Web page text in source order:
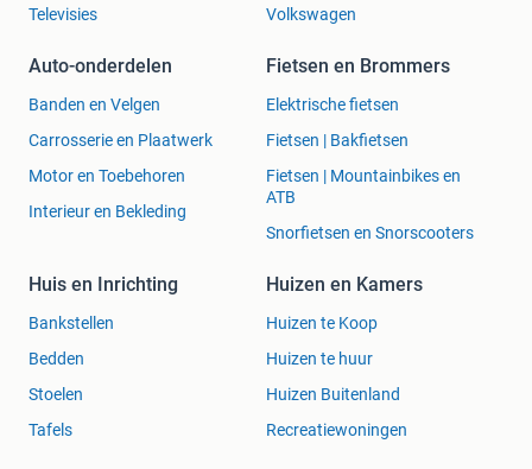
B-Klasse (W246/
CLA
GLA
GLK
SLK
Viano V-klasseAdvertentienummer: m1851905256
Televisies
Volkswagen
Auto-onderdelen
Banden en Velgen
Carrosserie en Plaatwerk
Motor en Toebehoren
Interieur en Bekleding
Fietsen en Brommers
Elektrische fietsen
Fietsen | Bakfietsen
Fietsen | Mountainbikes en
ATB
Snorfietsen en Snorscooters
Huis en Inrichting
Bankstellen
Bedden
Stoelen
Tafels
Huizen en Kamers
Huizen te Koop
Huizen te huur
Huizen Buitenland
Recreatiewoningen